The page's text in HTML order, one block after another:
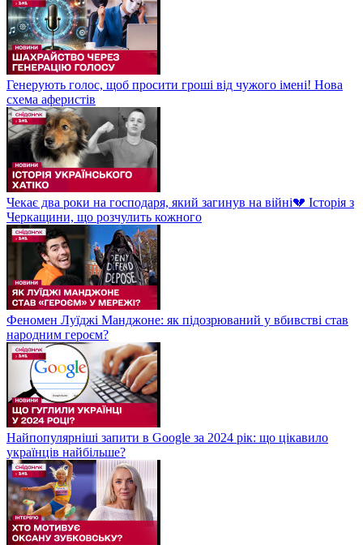
Генерують голос, щоб просити гроші від чужого імені! Нова
схема аферистів
Чекає два роки на господаря, який загинув на війні💔 Історія з
Черкащини, що розчулить кожного
Феномен Луїджі Манджоне: як підозрюваний у вбивстві став
народним героєм?
Найпопулярніші запити в Google за 2024 рік: що цікавило
українців найбільше?